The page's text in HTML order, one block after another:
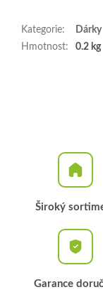
Kategorie:
Dárky
Hmotnost: 0.2 kg
Široký
Garance